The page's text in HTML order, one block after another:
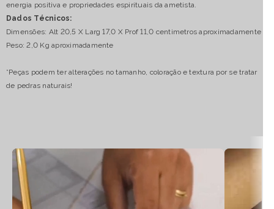
energia positiva e propriedades espirituais da ametista.
Dados Técnicos:
Dimensões: Alt 20,5 X Larg 17,0 X Prof 11,0 centimetros aproximadamente
Peso: 2,0 Kg aproximadamente
*Peças podem ter alterações no tamanho, coloração e textura por se tratar
de pedras naturais!